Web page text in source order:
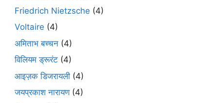
Friedrich Nietzsche (4)
Voltaire (4)
अमिताभ बच्चन (4)
विलियम ड्रूरंट (4)
आइज़क डिजरायली (4)
जयप्रकाश नारायण(4)